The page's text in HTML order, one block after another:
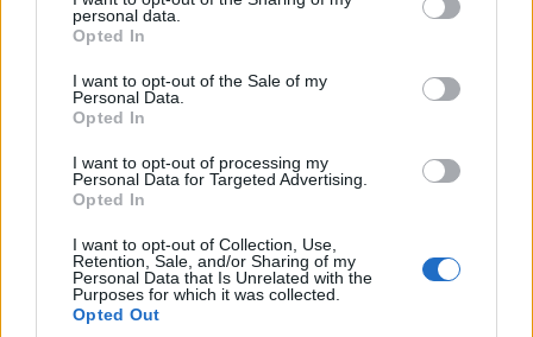
grant or deny consent to Google and its third-party tags to
use your data for below specified purposes in below Google
consent section.
personal data.
Opted In
I want to opt-out of the Sale of my
Personal Data.
Opted In
I want to opt-out of processing my
Personal Data for Targeted Advertising.
Opted In
I want to opt-out of Collection, Use,
Retention, Sale, and/or Sharing of my
Personal Data that Is Unrelated with the
Purposes for which it was collected.
Opted Out
A Múzeumok Éjszakája vidéki programkínálatából: